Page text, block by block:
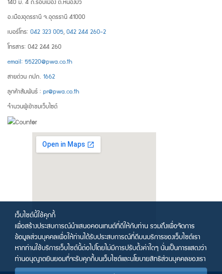
อ.เมืองอุดรธานี จ.อุดรธานี 41000
เบอร์โทร: 042 323 005,042 244 260-2
โทรสาร: 042 244 260
email: 55220@pwa.co.th
สายด่วน กปภ. 1662
ลูกค้าสัมพันธ์ : pr@pwa.co.th
จำนวนผู้เข้าชมเว็บไซต์
เว็บไซต์นี้ใช้คุกกี้
เพื่อสร้างประสบการณ์นำเสนอคอนเทนต์ที่ดีให้กับท่าน รวมถึงเพื่อจัดการ
ข้อมูลส่วนบุคคลเพื่อให้ท่านได้รับประสบการณ์ที่ดีบนบริการของเว็บไซต์เรา
หากท่านใช้บริการเว็บไซต์นี้ต่อไปโดยไม่มีการปรับตั้งค่าใดๆ นั่นเป็นการแสดงว่า
ท่านอนุญาตยินยอมที่จะรับคุกกี้บนเว็บไซต์และนโยบายสิทธิส่วนบุคคลของเรา